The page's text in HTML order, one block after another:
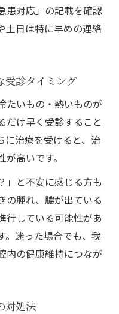
患対応」の記載を確認
土日は特に早めの連絡
受診タイミング
たいもの・熱いものが
だけ早く受診すること
に治療を受けると、治
高いです。
」と不安に感じる方も
の腫れ、膿が出ている
行している可能性があ
。迷った場合でも、我
内の健康維持につなが
対処法